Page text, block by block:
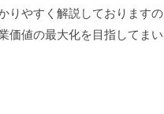
りやすく解説しておりますの
価値の最大化を目指してまい